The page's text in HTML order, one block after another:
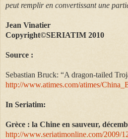
peut remplir en convertissant une
Jean Vinatier
Copyright©SERIATIM 2010
Source :
Sebastian Bruck: “A dragon-tailed
http://www.atimes.com/atimes/
In Seriatim:
Grèce : la Chine en sauveur,
http://www.seriatimonline.com/2009/